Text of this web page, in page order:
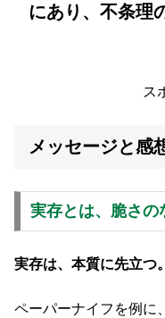
にあり、不条理
ス
メッセージと感
実存とは、脆さの
実存は、本質に先立つ
ペーパーナイフを例に